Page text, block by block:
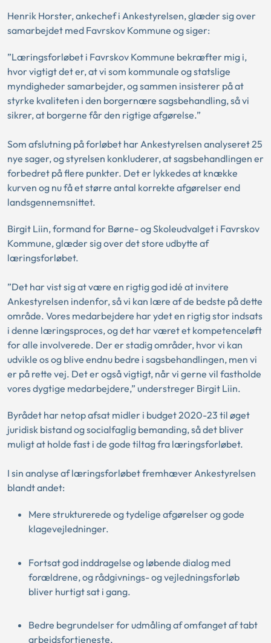
Henrik Horster, ankechef i Ankestyrelsen, glæder sig over
samarbejdet med Favrskov Kommune og siger:
”Læringsforløbet i Favrskov Kommune bekræfter mig i,
hvor vigtigt det er, at vi som kommunale og statslige
myndigheder samarbejder, og sammen insisterer på at
styrke kvaliteten i den borgernære sagsbehandling, så vi
sikrer, at borgerne får den rigtige afgørelse.”
Som afslutning på forløbet har Ankestyrelsen analyseret 25
nye sager, og styrelsen konkluderer, at sagsbehandlingen er
forbedret på flere punkter. Det er lykkedes at knække
kurven og nu få et større antal korrekte afgørelser end
landsgennemsnittet.
Birgit Liin, formand for Børne- og Skoleudvalget i Favrskov
Kommune, glæder sig over det store udbytte af
læringsforløbet.
”Det har vist sig at være en rigtig god idé at invitere
Ankestyrelsen indenfor, så vi kan lære af de bedste på dette
område. Vores medarbejdere har ydet en rigtig stor indsats
i denne læringsproces, og det har været et kompetenceløft
for alle involverede. Der er stadig områder, hvor vi kan
udvikle os og blive endnu bedre i sagsbehandlingen, men vi
er på rette vej. Det er også vigtigt, når vi gerne vil fastholde
vores dygtige medarbejdere,” understreger Birgit Liin.
Byrådet har netop afsat midler i budget 2020-23 til øget
juridisk bistand og socialfaglig bemanding, så det bliver
muligt at holde fast i de gode tiltag fra læringsforløbet.
I sin analyse af læringsforløbet fremhæver Ankestyrelsen
blandt andet:
Mere strukturerede og tydelige afgørelser og gode
klagevejledninger.
Fortsat god inddragelse og løbende dialog med
forældrene, og rådgivnings- og vejledningsforløb
bliver hurtigt sat i gang.
Bedre begrundelser for udmåling af omfanget af tabt
arbejdsfortjeneste.